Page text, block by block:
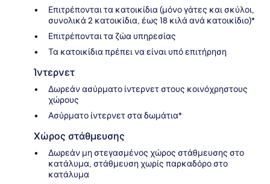
Επιτρέπονται τα κατοικίδια (μόνο γάτες και σκύλοι,
συνολικά 2 κατοικίδια, έως 18 κιλά ανά κατοικίδιο)*
Επιτρέπονται τα ζώα υπηρεσίας
Τα κατοικίδια πρέπει να είναι υπό επιτήρηση
Ίντερνετ
Δωρεάν ασύρματο ίντερνετ στους κοινόχρηστους
χώρους
Ασύρματο ίντερνετ στα δωμάτια*
Χώρος στάθμευσης
Δωρεάν μη στεγασμένος χώρος στάθμευσης στο
κατάλυμα, στάθμευση χωρίς παρκαδόρο στο
κατάλυμα